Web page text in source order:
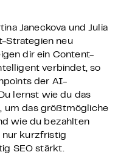
Janeckova und Julia
Strategien neu
dir ein Content-
verbindet, so
der AI-
lernst wie du das
um das größtmögliche
wie du bezahlten
nur kurzfristig
SEO stärkt.